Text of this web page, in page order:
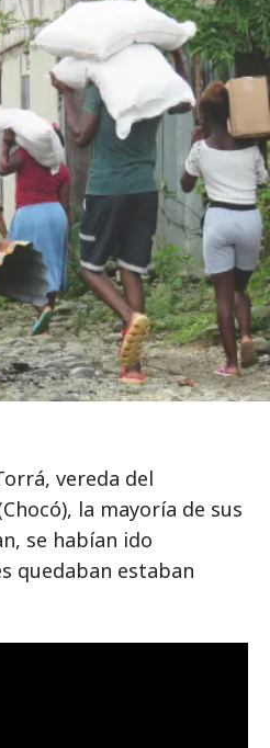
vereda del
la mayoría de sus
se habían ido
quedaban estaban